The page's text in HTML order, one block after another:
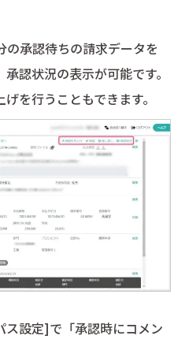
承認待ちの請求データを
認状況の表示が可能です。
を行うこともできます。
設定]で「承認時にコメン